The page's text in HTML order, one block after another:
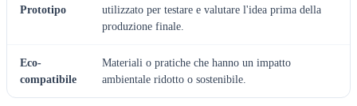
Prototipo
utilizzato per testare e valutare l'idea prima della
produzione finale.
Eco-
compatibile
Materiali o pratiche che hanno un impatto
ambientale ridotto o sostenibile.